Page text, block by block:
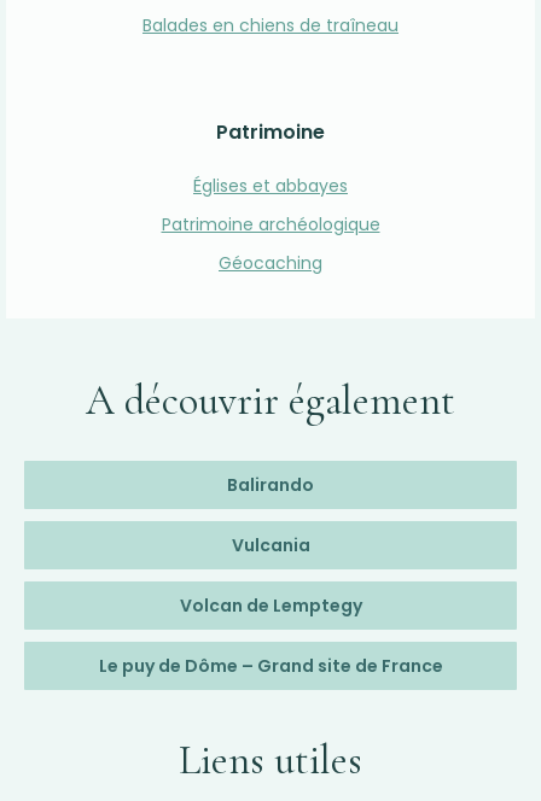
Balades en chiens de traîneau
Patrimoine
Églises et abbayes
Patrimoine archéologique
Géocaching
A découvrir également
Balirando
Vulcania
Volcan de Lemptegy
Le puy de Dôme – Grand site de France
Liens utiles